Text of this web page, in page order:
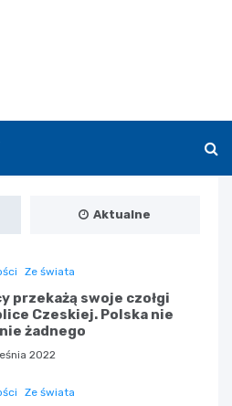
Aktualne
Ze świata
przekażą swoje czołgi
Czeskiej. Polska nie
żadnego
2022
Ze świata